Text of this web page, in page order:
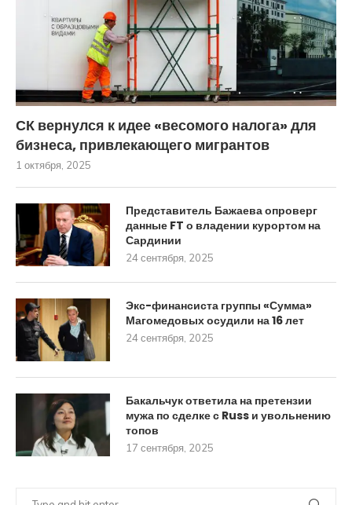
СК вернулся к идее «весомого налога» для
бизнеса, привлекающего мигрантов
1 октября, 2025
Представитель Бажаева опроверг
данные FT о владении курортом на
Сардинии
24 сентября, 2025
Экс-финансиста группы «Сумма»
Магомедовых осудили на 16 лет
24 сентября, 2025
Бакальчук ответила на претензии
мужа по сделке с Russ и увольнению
топов
17 сентября, 2025